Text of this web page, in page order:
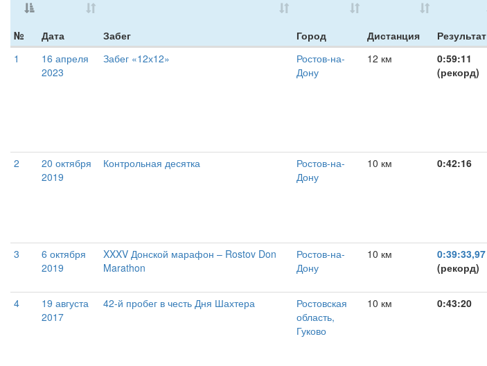
№ Дата Забег Город Дистанция Результат
1
16 апреля
2023
Забег «12х12»
Ростов-на-
Дону
12 км
0:59:11
(рекорд)
2
20 октября
2019
Контрольная десятка
Ростов-на-
Дону
10 км 0:42:16
3
6 октября
2019
XXXV Донской марафон – Rostov Don
Marathon
Ростов-на-
Дону
10 км
0:39:33,97
(рекорд)
4
19 августа
2017
42-й пробег в честь Дня Шахтера
Ростовская
область,
Гуково
10 км 0:43:20